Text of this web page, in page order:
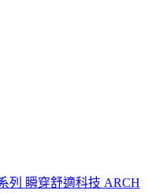
列 瞬穿舒適科技 ARCH